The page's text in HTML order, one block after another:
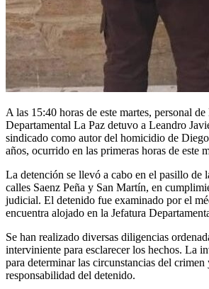
A las 15:40 horas de este martes, personal de
Departamental La Paz detuvo a Leandro
sindicado como autor del homicidio de
años, ocurrido en las primeras horas de este
La detención se llevó a cabo en el pasillo de
calles Saenz Peña y San Martín, en
judicial. El detenido fue examinado por el
encuentra alojado en la Jefatura
Se han realizado diversas diligencias
interviniente para esclarecer los hechos. La
para determinar las circunstancias del crimen
responsabilidad del detenido.